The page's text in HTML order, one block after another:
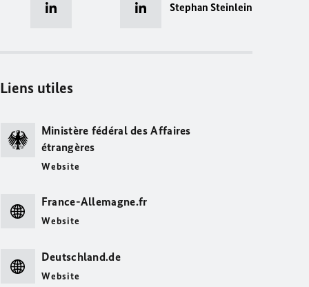
Stephan Steinlein
Liens utiles
Ministère fédéral des Affaires
étrangères
Website
France-Allemagne.fr
Website
Deutschland.de
Website